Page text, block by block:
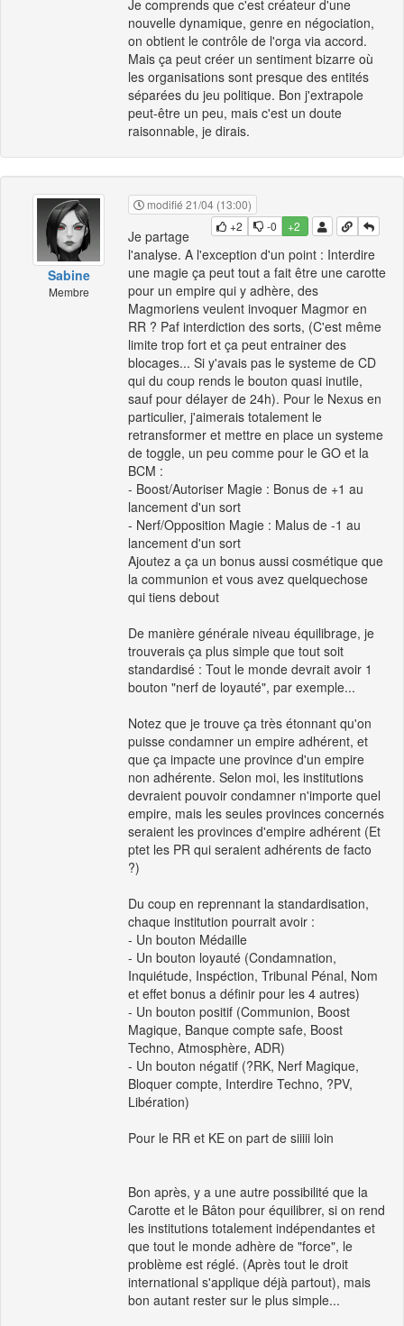
Je comprends que c'est créateur d'une
nouvelle dynamique, genre en négociation,
on obtient le contrôle de l'orga via accord.
Mais ça peut créer un sentiment bizarre où
les organisations sont presque des entités
séparées du jeu politique. Bon j'extrapole
peut-être un peu, mais c'est un doute
raisonnable, je dirais.
Sabine
Membre
modifié 21/04 (13:00)
+2
-0 +2
Je partage
l'analyse. A l'exception d'un point : Interdire
une magie ça peut tout a fait être une carotte
pour un empire qui y adhère, des
Magmoriens veulent invoquer Magmor en
RR ? Paf interdiction des sorts, (C'est même
limite trop fort et ça peut entrainer des
blocages... Si y'avais pas le systeme de CD
qui du coup rends le bouton quasi inutile,
sauf pour délayer de 24h). Pour le Nexus en
particulier, j'aimerais totalement le
retransformer et mettre en place un systeme
de toggle, un peu comme pour le GO et la
BCM :
- Boost/Autoriser Magie : Bonus de +1 au
lancement d'un sort
- Nerf/Opposition Magie : Malus de -1 au
lancement d'un sort
Ajoutez a ça un bonus aussi cosmétique que
la communion et vous avez quelquechose
qui tiens debout
De manière générale niveau équilibrage, je
trouverais ça plus simple que tout soit
standardisé : Tout le monde devrait avoir 1
bouton "nerf de loyauté", par exemple...
Notez que je trouve ça très étonnant qu'on
puisse condamner un empire adhérent, et
que ça impacte une province d'un empire
non adhérente. Selon moi, les institutions
devraient pouvoir condamner n'importe quel
empire, mais les seules provinces concernés
seraient les provinces d'empire adhérent (Et
ptet les PR qui seraient adhérents de facto
?)
Du coup en reprennant la standardisation,
chaque institution pourrait avoir :
- Un bouton Médaille
- Un bouton loyauté (Condamnation,
Inquiétude, Inspéction, Tribunal Pénal, Nom
et effet bonus a définir pour les 4 autres)
- Un bouton positif (Communion, Boost
Magique, Banque compte safe, Boost
Techno, Atmosphère, ADR)
- Un bouton négatif (?RK, Nerf Magique,
Bloquer compte, Interdire Techno, ?PV,
Libération)
Pour le RR et KE on part de siiiii loin
Bon après, y a une autre possibilité que la
Carotte et le Bâton pour équilibrer, si on rend
les institutions totalement indépendantes et
que tout le monde adhère de "force", le
problème est réglé. (Après tout le droit
international s'applique déjà partout), mais
bon autant rester sur le plus simple...